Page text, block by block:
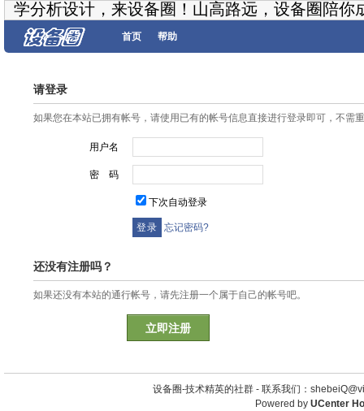
学分析设计，来设备圈！山高路远，设备圈陪你
首页 帮助
请登录
如果您在本站已拥有帐号，请使用已有的帐号信息直接进行登录即可，不需
用户名
密 码
下次自动登录
忘记密码?
还没有注册吗？
如果还没有本站的通行帐号，请先注册一个属于自己的帐号吧。
立即注册
设备圈-技术精英的社群 - 联系我们：
Powered by UCenter